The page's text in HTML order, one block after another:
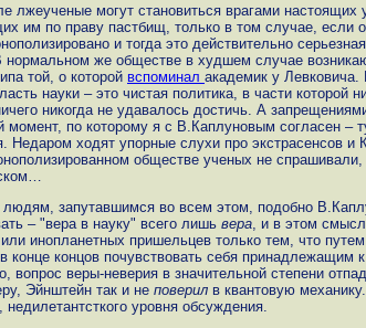
лжеученые могут становиться врагами настоящих
им по праву пастбищ, только в том случае, если
и тогда это действительно
же обществе в худшем случае
той, о которой вспоминал академик у
науки – это чистая политика, в части которой
никогда не удавалось достичь. А
момент, по которому я с В.Каплуновым согласен –
Недаром ходят упорные слухи про экстрасенсов и
обществе ученых не спрашивали,
запутавшимся во всем этом, подобно
– "вера в науку" всего лишь вера , и в этом
инопланетных пришельцев только тем, что
конце концов почувствовать себя принадлежащим
вопрос веры-неверия в значительной степени
Эйнштейн так и не поверил в квантовую
недилетантсткого уровня обсуждения.